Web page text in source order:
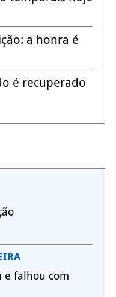
a honra é
é recuperado
e falhou com